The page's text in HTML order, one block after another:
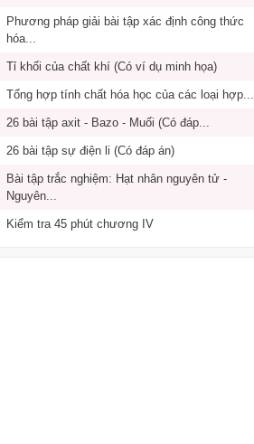
Phương pháp giải bài tập xác định công thức
hóa...
Tỉ khối của chất khí (Có ví dụ minh họa)
Tổng hợp tính chất hóa học của các loại hợp...
26 bài tập axit - Bazo - Muối (Có đáp...
26 bài tập sự điện li (Có đáp án)
Bài tập trắc nghiệm: Hạt nhân nguyên tử -
Nguyên...
Kiểm tra 45 phút chương IV